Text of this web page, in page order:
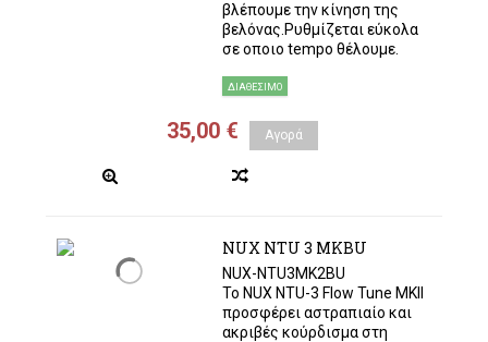
βλέπουμε την κίνηση της
βελόνας.Ρυθμίζεται εύκολα
σε οποιο tempo θέλουμε.
ΔΙΑΘΈΣΙΜΟ
35,00 € Αγορά
NUX NTU 3 MKBU
NUX-NTU3MK2BU
Το NUX NTU-3 Flow Tune MKII
προσφέρει αστραπιαίο και
ακριβές κούρδισμα στη